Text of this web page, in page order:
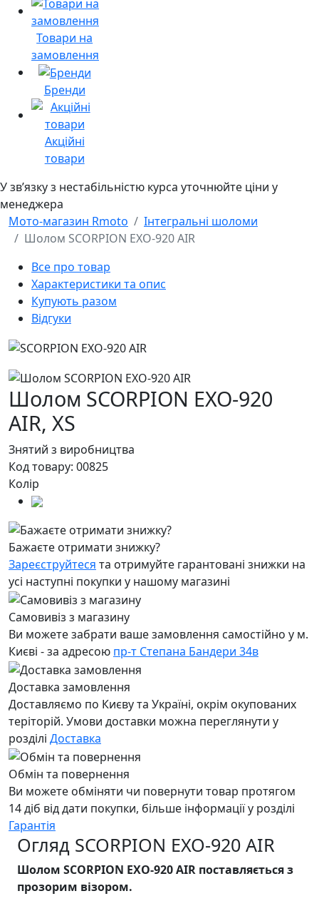
Товари на
замовлення
Бренди
Акційні
товари
У звʼязку з нестабільністю курса уточнюйте ціни у
менеджера
Мото-магазин Rmoto
Інтегральні шоломи
Шолом SCORPION EXO-920 AIR
Все про товар
Характеристики та опис
Купують разом
Відгуки
Шолом SCORPION EXO-920
AIR, XS
Знятий з виробництва
Код товару: 00825
Колір
Бажаєте отримати знижку?
Зареєструйтеся та отримуйте гарантовані знижки на
усі наступні покупки у нашому магазині
Самовивіз з магазину
Ви можете забрати ваше замовлення самостійно у м.
Києві - за адресою пр-т Степана Бандери 34в
Доставка замовлення
Доставляємо по Києву та Україні, окрім окупованих
теріторій. Умови доставки можна переглянути у
розділі Доставка
Обмін та повернення
Ви можете обміняти чи повернути товар протягом
14 діб від дати покупки, більше інформації у розділі
Гарантія
Огляд SCORPION EXO-920 AIR
Шолом SCORPION EXO-920 AIR поставляється з
прозорим візором.